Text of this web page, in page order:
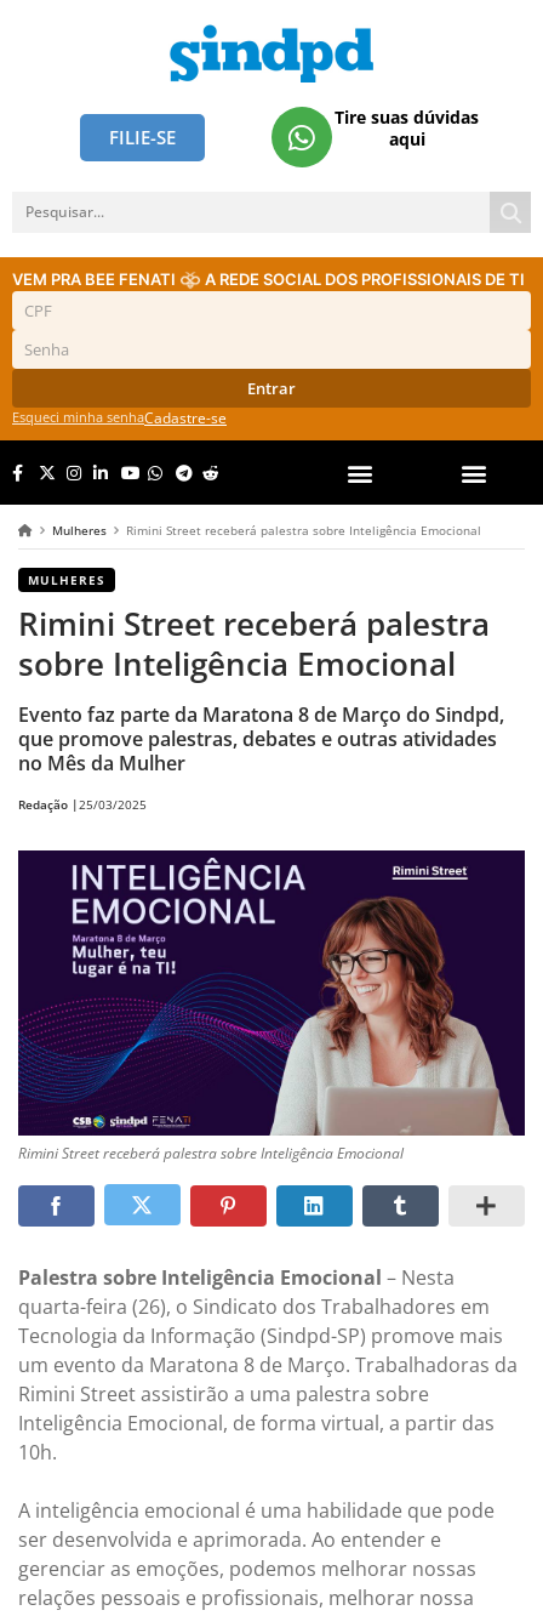
FILIE-SE
Tire suas dúvidas
aqui
VEM PRA BEE FENATI A REDE SOCIAL DOS PROFISSIONAIS DE TI
Entrar
Esqueci minha senhaCadastre-se
Mulheres Rimini Street receberá palestra sobre Inteligência Emocional
MULHERES
Rimini Street receberá palestra
sobre Inteligência Emocional
Evento faz parte da Maratona 8 de Março do Sindpd,
que promove palestras, debates e outras atividades
no Mês da Mulher
Redação |25/03/2025
Rimini Street receberá palestra sobre Inteligência Emocional
Palestra sobre Inteligência Emocional – Nesta
quarta-feira (26), o Sindicato dos Trabalhadores em
Tecnologia da Informação (Sindpd-SP) promove mais
um evento da Maratona 8 de Março. Trabalhadoras da
Rimini Street assistirão a uma palestra sobre
Inteligência Emocional, de forma virtual, a partir das
10h.
A inteligência emocional é uma habilidade que pode
ser desenvolvida e aprimorada. Ao entender e
gerenciar as emoções, podemos melhorar nossas
relações pessoais e profissionais, melhorar nossa